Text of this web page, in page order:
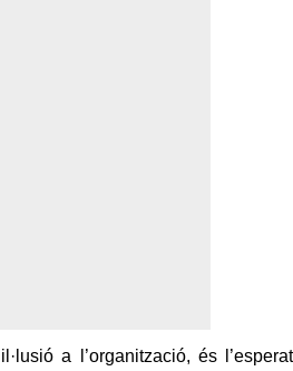
a l’organització, és l’esperat